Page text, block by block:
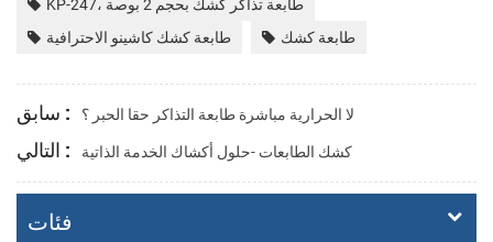
KP-247، طابعة تذاكر كشك بحجم 2 بوصة
طابعة كشك كاشينو الاحترافية
طابعة كشك
سابق : لا الحرارية مباشرة طابعة التذاكر حقا الحبر ؟
التالي : كشك الطابعات -حلول أكشاك الخدمة الذاتية
فئات